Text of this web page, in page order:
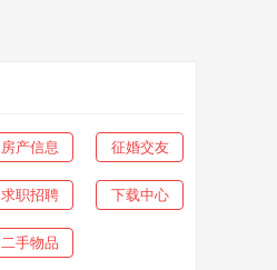
房产信息 征婚交友
求职招聘 下载中心
二手物品